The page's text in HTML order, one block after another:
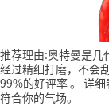
推荐理由:奥特曼是几
经过精细打磨，不会
99%的好评率。 详细
符合你的气场。